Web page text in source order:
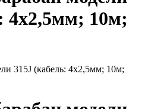
4х2,5мм; 10м;